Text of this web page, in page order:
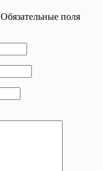
Обязательные поля